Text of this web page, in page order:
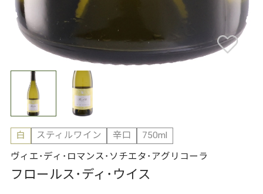
白 スティルワイン 辛口
750ml
ヴィエ･ディ･ロマンス･ソチエタ･アグリコーラ
フロールス･ディ･ウイス